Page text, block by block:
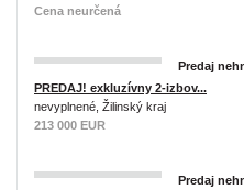
Cena neurčená
Predaj
PREDAJ! exkluzívny 2-izbov...
nevyplnené, Žilinský kraj
213 000 EUR
Predaj